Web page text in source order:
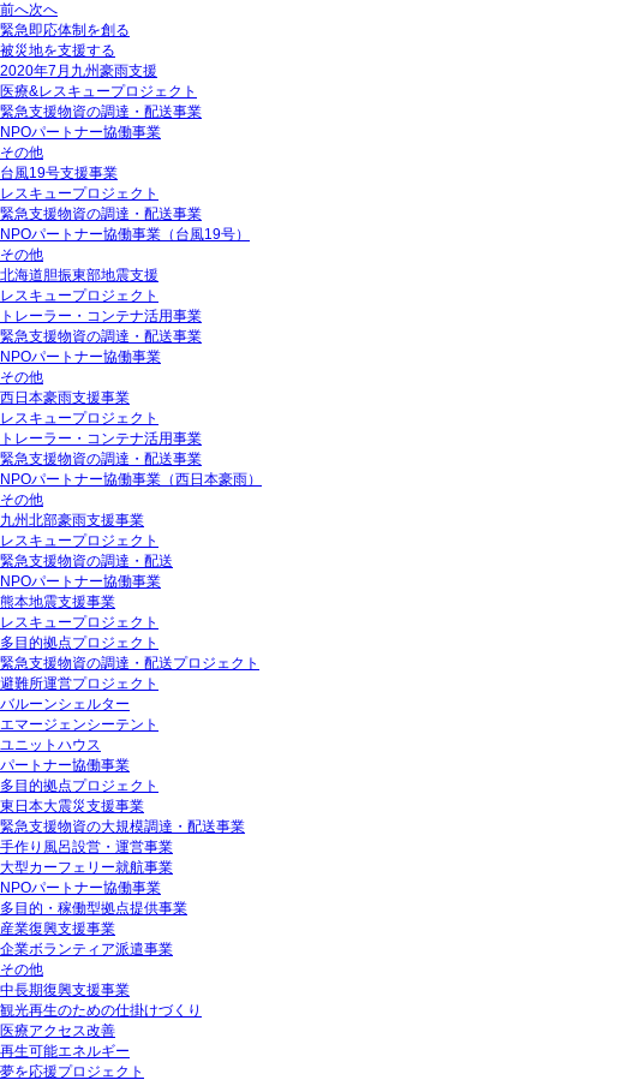
前へ次へ
緊急即応体制を創る
被災地を支援する
2020年7月九州豪雨支援
医療&レスキュープロジェクト
緊急支援物資の調達・配送事業
NPOパートナー協働事業
その他
台風19号支援事業
レスキュープロジェクト
緊急支援物資の調達・配送事業
NPOパートナー協働事業（台風19号）
その他
北海道胆振東部地震支援
レスキュープロジェクト
トレーラー・コンテナ活用事業
緊急支援物資の調達・配送事業
NPOパートナー協働事業
その他
西日本豪雨支援事業
レスキュープロジェクト
トレーラー・コンテナ活用事業
緊急支援物資の調達・配送事業
NPOパートナー協働事業（西日本豪雨）
その他
九州北部豪雨支援事業
レスキュープロジェクト
緊急支援物資の調達・配送
NPOパートナー協働事業
熊本地震支援事業
レスキュープロジェクト
多目的拠点プロジェクト
緊急支援物資の調達・配送プロジェクト
避難所運営プロジェクト
バルーンシェルター
エマージェンシーテント
ユニットハウス
パートナー協働事業
多目的拠点プロジェクト
東日本大震災支援事業
緊急支援物資の大規模調達・配送事業
手作り風呂設営・運営事業
大型カーフェリー就航事業
NPOパートナー協働事業
多目的・稼働型拠点提供事業
産業復興支援事業
企業ボランティア派遣事業
その他
中長期復興支援事業
観光再生のための仕掛けづくり
医療アクセス改善
再生可能エネルギー
夢を応援プロジェクト